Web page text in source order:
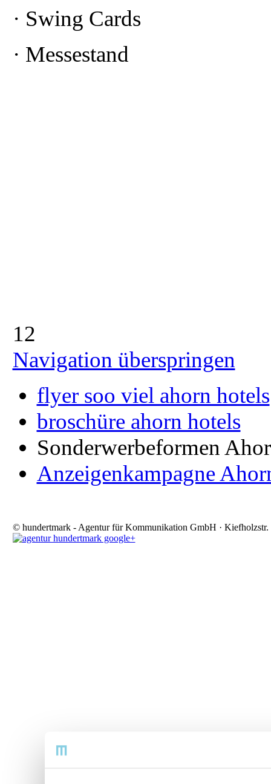
· Swing Cards
· Messestand
12
Navigation überspringen
flyer soo viel ahorn hotels
broschüre ahorn hotels
Sonderwerbeformen
Anzeigenkampagne
© hundertmark - Agentur für Kommunikation GmbH · Kiefholzstr.